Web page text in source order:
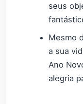
seus
Mesmo
a sua
Ano
alegria